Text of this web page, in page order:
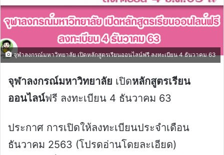
จุฬาลงกรณ์มหาวิทยาลัย เปิดหลักสูตรเรียนออนไลน์ฟรี ลงทะเบียน 4 ธันวาคม 63
จุฬาลงกรณ์มหาวิทยาลัย เปิดหลักสูตรเรียน
ออนไลน์ฟรี ลงทะเบียน 4 ธันวาคม 63
ประกาศ การเปิดให้ลงทะเบียนประจำเดือน
ธันวาคม 2563 (โปรดอ่านโดยละเอียด)